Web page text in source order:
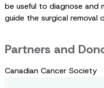
be useful to diagnose and
guide the surgical removal
Partners and
Canadian Cancer Society